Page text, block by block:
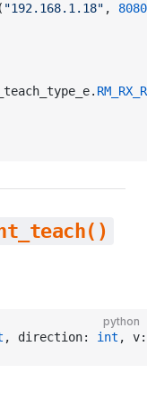
"192.168.1.18" , 8080
python
, direction: int ,